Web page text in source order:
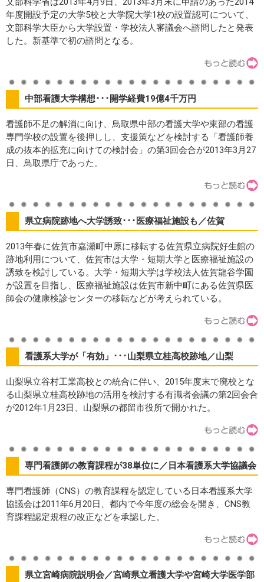
年度開設予定の大学5校と大学院大学1校の設置認可について、
文部科学大臣から大学設置・学校法人審議会へ諮問したと発表
した。新基準で初の諮問となる。
中部看護大学構想･･･開学経費19億4千万円
看護師不足の解消に向け、鳥取県中部の看護大学や東部の看護
専門学校の設置を後押しし、支援策などを検討する「看護師養
成の抜本的拡充に向けての検討会」の第3回会合が2013年3月27
日、鳥取県庁であった。
県立病院跡地へ大学誘致･･･医療福祉施設も／佐賀
2013年春に佐賀市嘉瀬町中原に移転する佐賀県立病院好生館の
跡地利用について、佐賀市は大学・短期大学と医療福祉施設の
誘致を検討している。大学・短期大学は学校法人佐賀龍谷学園
が設置を目指し、医療福祉施設は佐賀市新中町にある佐賀県医
師会の健康検診センターの移転などが考えられている。
看護系大学が「有効」･･･山梨県立桂高校跡地／山梨
山梨県立谷村工業高校との統合に伴い、2015年度末で廃校とな
る山梨県立桂高校跡地の活用を検討する有識者会議の第2回会合
が2012年1月23日、山梨県の都留市役所で開かれた。
専門看護師の教育課程が38単位に／日本看護系大学協議会
専門看護師（CNS）の教育課程を認定している日本看護系大学
協議会は2011年6月20日、都内で今年度の総会を開き、CNS教
育課程認定規程の改正などを承認した。
県立宮崎病院説明会／宮崎県立看護大学や宮崎大学医学部